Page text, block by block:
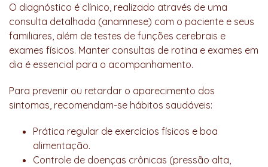
O diagnóstico é clínico, realizado através de uma
consulta detalhada (anamnese) com o paciente e seus
familiares, além de testes de funções cerebrais e
exames físicos. Manter consultas de rotina e exames em
dia é essencial para o acompanhamento.
Para prevenir ou retardar o aparecimento dos
sintomas, recomendam-se hábitos saudáveis:
Prática regular de exercícios físicos e boa
alimentação.
Controle de doenças crônicas (pressão alta,